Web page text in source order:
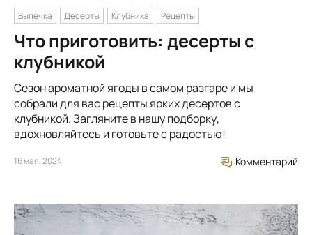
Выпечка Десерты Клубника Рецепты
Что приготовить: десерты с
клубникой
Сезон ароматной ягоды в самом разгаре и мы
собрали для вас рецепты ярких десертов с
клубникой. Загляните в нашу подборку,
вдохновляйтесь и готовьте с радостью!
16 мая, 2024 Комментарий